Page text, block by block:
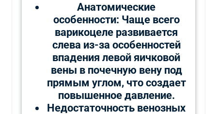
Анатомические
особенности: Чаще всего
варикоцеле развивается
слева из-за особенностей
впадения левой яичковой
вены в почечную вену под
прямым углом, что создает
повышенное давление.
Недостаточность венозных